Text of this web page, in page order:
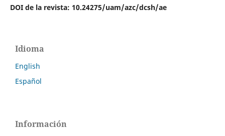
DOI de la revista: 10.24275/uam/azc/dcsh/ae
Idioma
English
Español
Información